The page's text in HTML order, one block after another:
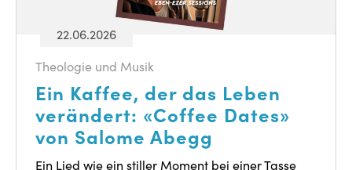
22.06.2026
Theologie und Musik
Ein Kaffee, der das Leben
verändert: «Coffee Dates»
von Salome Abegg
Ein Lied wie ein stiller Moment bei einer Tasse